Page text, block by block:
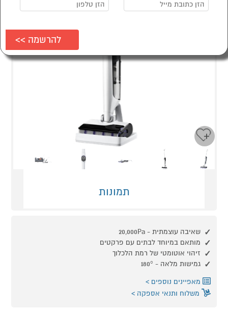
תמונות
שאיבה עוצמתית - 20,000Pa
מותאם במיוחד לבתים עם פרקטים
זיהוי אוטומטי של רמת הלכלוך
גמישות מלאה - 180°
מאפיינים נוספים
משלוח ותנאי אספקה